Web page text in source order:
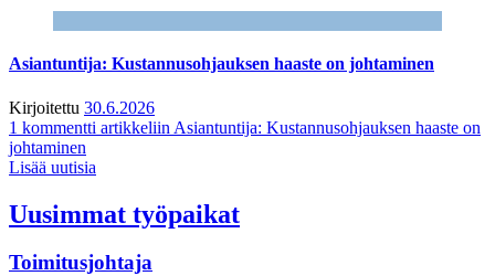
Asiantuntija: Kustannusohjauksen haaste on johtaminen
Kirjoitettu 30.6.2026
1 kommentti artikkeliin Asiantuntija: Kustannusohjauksen haaste on
johtaminen
Lisää uutisia
Uusimmat työpaikat
Toimitusjohtaja